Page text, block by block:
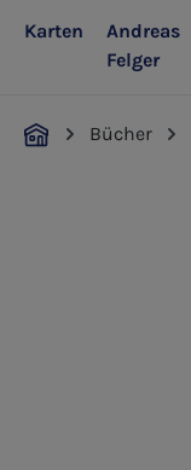
Karten
Andreas
Felger
Bücher